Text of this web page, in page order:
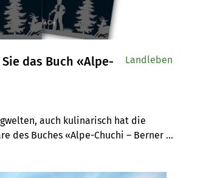
das Buch «Alpe-
auch kulinarisch hat die
des Buches «Alpe-Chuchi – Berner
Landleben